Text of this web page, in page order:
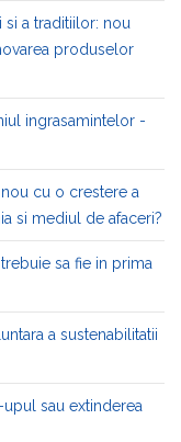
a traditiilor: nou
produselor
ingrasamintelor -
cu o crestere a
si mediul de afaceri?
sa fie in prima
a sustenabilitatii
sau extinderea